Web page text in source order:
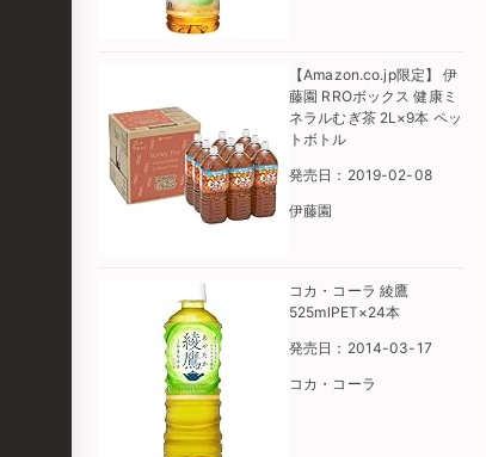
【Amazon.co.jp限定】 伊
藤園 RROボックス 健康ミ
ネラルむぎ茶 2L×9本 ペッ
トボトル
発売日：2019-02-08
伊藤園
コカ・コーラ 綾鷹
525mlPET×24本
発売日：2014-03-17
コカ・コーラ